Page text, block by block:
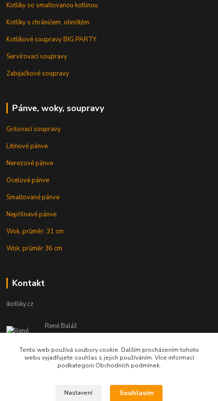
Kotlíky so smaltovanou kotlinou
Kotlíky s chráničem, ohništěm
Kotlíkové soupravy BIG PARTY
Servírovací soupravy
Zabijačkové soupravy
Pánve, woky, soupravy
Grilovací soupravy
Litinové pánve
Nerezové pánve
Ocelové pánve
Smaltované pánve
Nepřilnavé pánve
Wok, průměr: 31 cm
Wok, průměr 36 cm
Kontakt
ikotliky.cz
René Baláž
Eshop: +421 902 212 007
od 8:00 - do 16:00 hod
info@ikotliky.cz
Tento web používá soubory cookie. Dalším procházením tohoto
webu vyjadřujete souhlas s jejich používáním. Více informací
podkategorii Obchodních podmínek.
Nastavení Souhlasím